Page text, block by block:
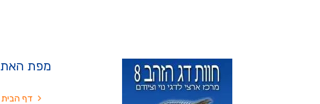
מפת
דף הבית